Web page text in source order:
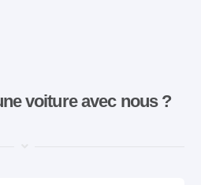
voiture avec nous ?